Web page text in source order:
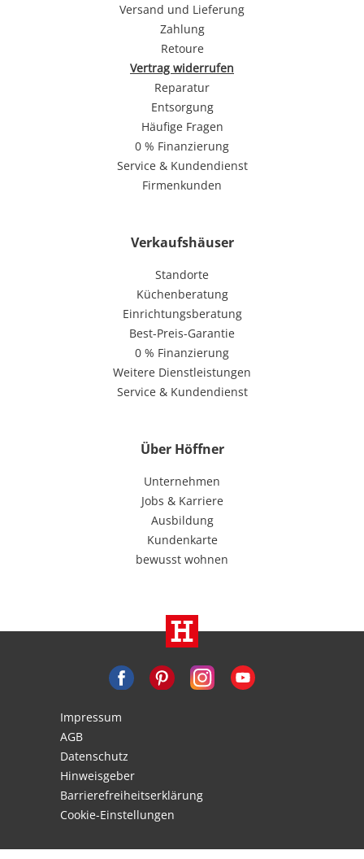
Versand und Lieferung
Zahlung
Retoure
Vertrag widerrufen
Reparatur
Entsorgung
Häufige Fragen
0 % Finanzierung
Service & Kundendienst
Firmenkunden
Verkaufshäuser
Standorte
Küchenberatung
Einrichtungsberatung
Best-Preis-Garantie
0 % Finanzierung
Weitere Dienstleistungen
Service & Kundendienst
Über Höffner
Unternehmen
Jobs & Karriere
Ausbildung
Kundenkarte
bewusst wohnen
Impressum
AGB
Datenschutz
Hinweisgeber
Barrierefreiheitserklärung
Cookie-Einstellungen